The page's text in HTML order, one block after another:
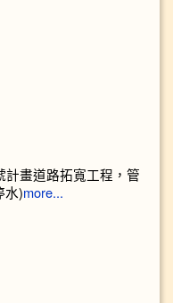
畫道路拓寬工程，管
水)more...